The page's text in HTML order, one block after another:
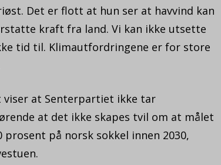
Det er flott at hun ser at havvind kan
kraft fra land. Vi kan ikke utsette
tid til. Klimautfordringene er for store
at Senterpartiet ikke tar
at det ikke skapes tvil om at målet
på norsk sokkel innen 2030,